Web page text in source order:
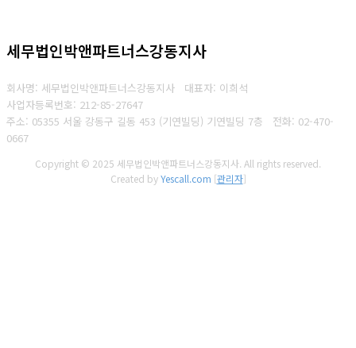
세무법인박앤파트너스강동지사
회사명: 세무법인박앤파트너스강동지사 대표자: 이희석
사업자등록번호: 212-85-27647
주소: 05355 서울 강동구 길동 453 (기연빌딩) 기연빌딩 7층 전화: 02-470-
0667
Copyright © 2025 세무법인박앤파트너스강동지사. All rights reserved.
Created byYescall.com [관리자]